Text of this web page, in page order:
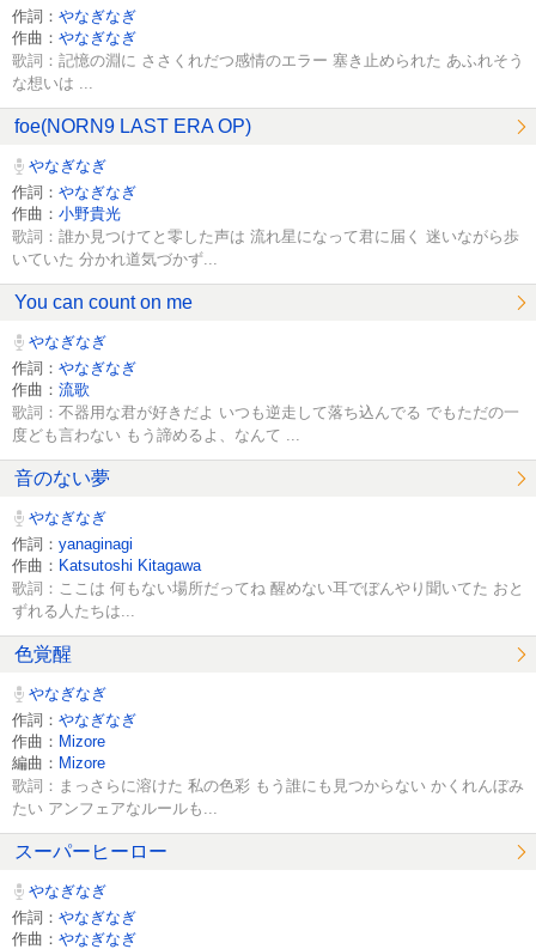
作詞： やなぎなぎ
作曲： やなぎなぎ
歌詞：記憶の淵に ささくれだつ感情のエラー 塞き止められた あふれそう
な想いは ...
foe(NORN9 LAST ERA OP)
やなぎなぎ
作詞： やなぎなぎ
作曲： 小野貴光
歌詞：誰か見つけてと零した声は 流れ星になって君に届く 迷いながら歩
いていた 分かれ道気づかず...
You can count on me
やなぎなぎ
作詞： やなぎなぎ
作曲： 流歌
歌詞：不器用な君が好きだよ いつも逆走して落ち込んでる でもただの一
度ども言わない もう諦めるよ、なんて ...
音のない夢
やなぎなぎ
作詞： yanaginagi
作曲： Katsutoshi Kitagawa
歌詞：ここは 何もない場所だってね 醒めない耳でぼんやり聞いてた おと
ずれる人たちは...
色覚醒
やなぎなぎ
作詞： やなぎなぎ
作曲： Mizore
編曲： Mizore
歌詞：まっさらに溶けた 私の色彩 もう誰にも見つからない かくれんぼみ
たい アンフェアなルールも...
スーパーヒーロー
やなぎなぎ
作詞： やなぎなぎ
作曲： やなぎなぎ